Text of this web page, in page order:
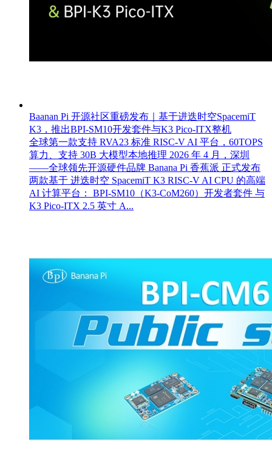
Baanan Pi 开源社区重磅发布｜基于进迭时空SpacemiT
K3，推出BPI‑SM10开发套件与K3 Pico‑ITX整机
全球第一款支持 RVA23 标准 RISC‑V AI 平台，60TOPS
算力、支持 30B 大模型本地推理 2026 年 4 月，深圳
——全球领先开源硬件品牌 Banana Pi 香蕉派 正式发布
两款基于 进迭时空 SpacemiT K3 RISC‑V AI CPU 的高端
AI 计算平台： BPI‑SM10（K3‑CoM260）开发者套件 与
K3 Pico‑ITX 2.5 英寸 A...